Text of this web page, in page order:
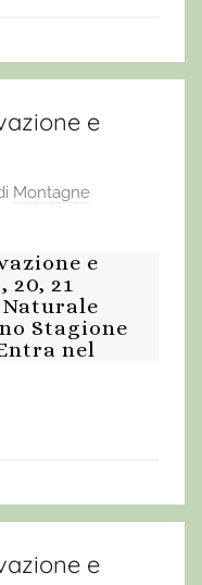
e
Montagne
e
20, 21
Stagione
nel
e